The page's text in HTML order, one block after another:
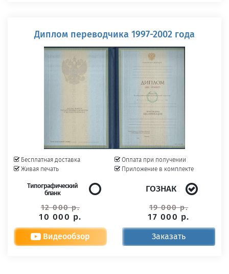
Диплом переводчика 1997-2002 года
Бесплатная доставка
Живая печать
Оплата при получении
Приложение в комплекте
Типографический
бланк
12 000 р.
10 000 р.
ГОЗНАК
19 000 р.
17 000 р.
Видеообзор Заказать